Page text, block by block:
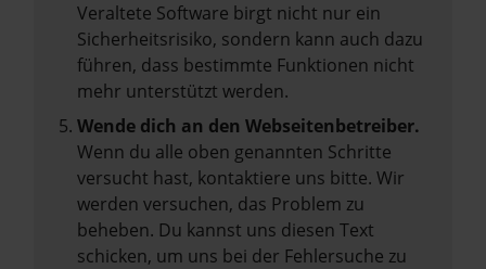
Veraltete Software birgt nicht nur ein
Sicherheitsrisiko, sondern kann auch dazu
führen, dass bestimmte Funktionen nicht
mehr unterstützt werden.
Wende dich an den Webseitenbetreiber.
Wenn du alle oben genannten Schritte
versucht hast, kontaktiere uns bitte. Wir
werden versuchen, das Problem zu
beheben. Du kannst uns diesen Text
schicken, um uns bei der Fehlersuche zu